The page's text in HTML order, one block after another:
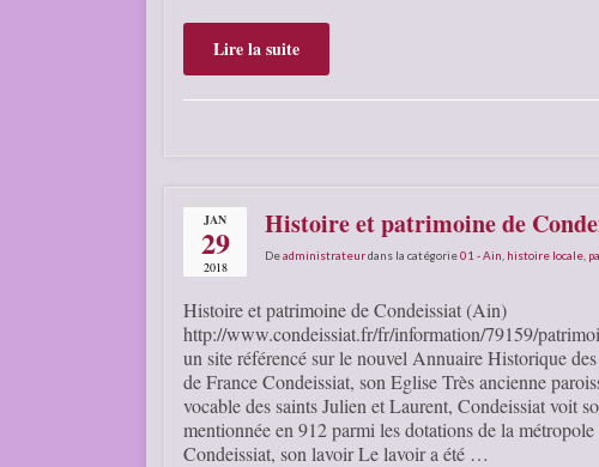
Lire la suite
JAN
29
2018
Histoire et patrimoine de
Deadministrateurdans la catégorie01 - Ain histoire locale
Histoire et patrimoine de Condeissiat (Ain)
http://www.condeissiat.fr/fr/information/79159/
un site référencé sur le nouvel Annuaire Historique
de France Condeissiat, son Eglise Très ancienne
vocable des saints Julien et Laurent, Condeissiat voit
mentionnée en 912 parmi les dotations de la
Condeissiat, son lavoir Le lavoir a été …